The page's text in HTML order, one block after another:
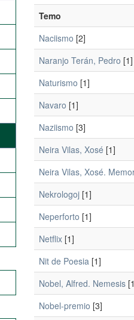
Temo
Naciismo [2]
Naranjo Terán, Pedro [1]
Naturismo [1]
Navaro [1]
Naziismo [3]
Neira Vilas, Xosé [1]
Neira Vilas, Xosé.
Nekrologoj[1]
Neperforto [1]
Netflix[1]
Nit de Poesia[1]
Nobel, Alfred. Nemesis
Nobel-premio [3]